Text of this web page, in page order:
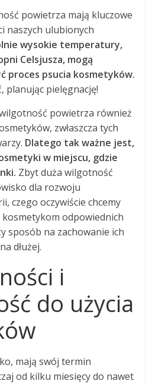
powietrza mają kluczowe
naszych ulubionych
wysokie temperatury,
Celsjusza, mogą
proces psucia kosmetyków.
planując pielęgnację!
powietrza również
zwłaszcza tych
Dlatego tak ważne jest,
w miejscu, gdzie
Zbyt duża wilgotność
dla rozwoju
czego oczywiście chcemy
odpowiednich
sposób na zachowanie ich
dłużej.
i
do użycia
mają swój termin
od kilku miesięcy do nawet